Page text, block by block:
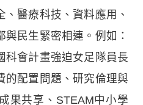
醫療科技、資料應用、
民生緊密相連。例如：
科會計畫強迫女足隊員長
的配置問題、研究倫理與
果共享、STEAM中小學